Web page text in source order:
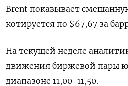
Brent показывает
котируется по $67,67 за
На текущей неделе
движения биржевой пары
диапазоне 11,​00-11,50.